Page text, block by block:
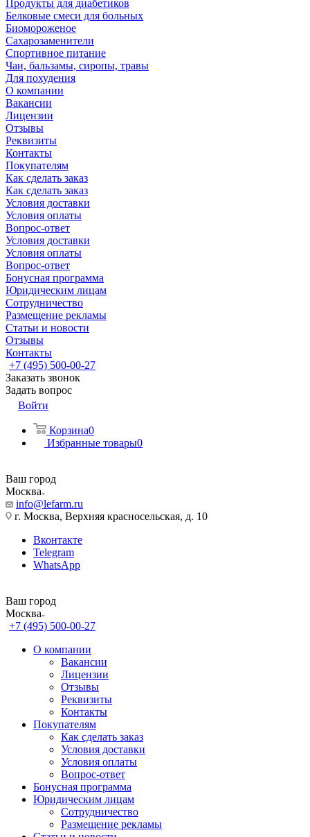
Продукты для диабетиков
Белковые смеси для больных
Биомороженое
Сахарозаменители
Спортивное питание
Чаи, бальзамы, сиропы, травы
Для похудения
О компании
Вакансии
Лицензии
Отзывы
Реквизиты
Контакты
Покупателям
Как сделать заказ
Как сделать заказ
Условия доставки
Условия оплаты
Вопрос-ответ
Условия доставки
Условия оплаты
Вопрос-ответ
Бонусная программа
Юридическим лицам
Сотрудничество
Размещение рекламы
Статьи и новости
Отзывы
Контакты
+7 (495) 500-00-27
Заказать звонок
Задать вопрос
Войти
Корзина0
Избранные товары0
Ваш город
Москва
info@lefarm.ru
г. Москва, Верхняя красносельская, д. 10
Вконтакте
Telegram
WhatsApp
Ваш город
Москва
+7 (495) 500-00-27
О компании
Вакансии
Лицензии
Отзывы
Реквизиты
Контакты
Покупателям
Как сделать заказ
Условия доставки
Условия оплаты
Вопрос-ответ
Бонусная программа
Юридическим лицам
Сотрудничество
Размещение рекламы